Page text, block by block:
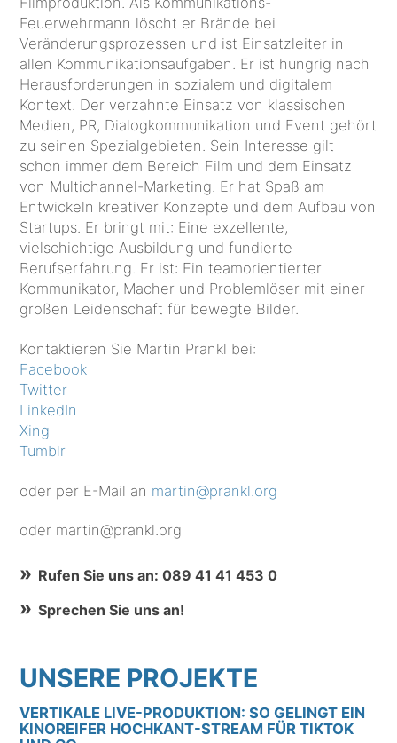
Feuerwehrmann löscht er Brände bei
Veränderungsprozessen und ist Einsatzleiter in
allen Kommunikationsaufgaben. Er ist hungrig nach
Herausforderungen in sozialem und digitalem
Kontext. Der verzahnte Einsatz von klassischen
Medien, PR, Dialogkommunikation und Event gehört
zu seinen Spezialgebieten. Sein Interesse gilt
schon immer dem Bereich Film und dem Einsatz
von Multichannel-Marketing. Er hat Spaß am
Entwickeln kreativer Konzepte und dem Aufbau von
Startups. Er bringt mit: Eine exzellente,
vielschichtige Ausbildung und fundierte
Berufserfahrung. Er ist: Ein teamorientierter
Kommunikator, Macher und Problemlöser mit einer
großen Leidenschaft für bewegte Bilder.
Kontaktieren Sie Martin Prankl bei:
Facebook
Twitter
LinkedIn
Xing
Tumblr
oder per E-Mail an martin@prankl.org
oder martin@prankl.org
Rufen Sie uns an: 089 41 41 453 0
Sprechen Sie uns an!
UNSERE PROJEKTE
VERTIKALE LIVE-PRODUKTION: SO GELINGT EIN
KINOREIFER HOCHKANT-STREAM FÜR TIKTOK